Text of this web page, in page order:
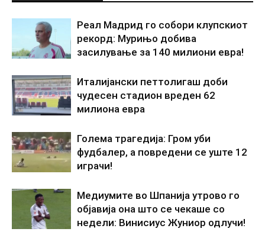
Реал Мадрид го собори клупскиот
рекорд: Мурињо добива
засилување за 140 милиони евра!
Италијански петтолигаш доби
чудесен стадион вреден 62
милиона евра
Голема трагедија: Гром уби
фудбалер, а повредени се уште 12
играчи!
Медиумите во Шпанија утрово го
објавија она што се чекаше со
недели: Винисиус Жуниор одлучи!